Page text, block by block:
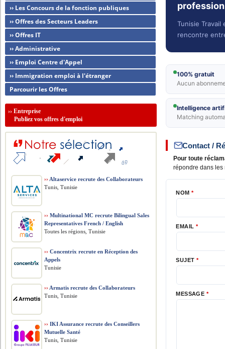
Tunisie
rencontre
100% gratuit
Aucun
Intelligence
Matching
Contact /
Pour toute
répondre dans
NOM*
EMAIL *
SUJET *
MESSAGE *
›› Les Concours de la fonction publiques
›› Offres des Secteurs Leaders
›› Offres IT
›› Administrative
›› Emploi Centre d'Appel
›› Immigration emploi à l'étranger
Parcourir les Offres
››Entreprise
Publiez vos offres d'emploi
›› Altaservice recrute des Collaborateurs
Tunis, Tunisie
›› Multinational MC recrute Bilingual Sales
Representatives French / English
Toutes les régions, Tunisie
›› Concentrix recrute en Réception des
Appels
Tunisie
›› Armatis recrute des Collaborateurs
Tunis, Tunisie
›› IKI Assurance recrute des Conseillers
Mutuelle Santé
Tunis, Tunisie